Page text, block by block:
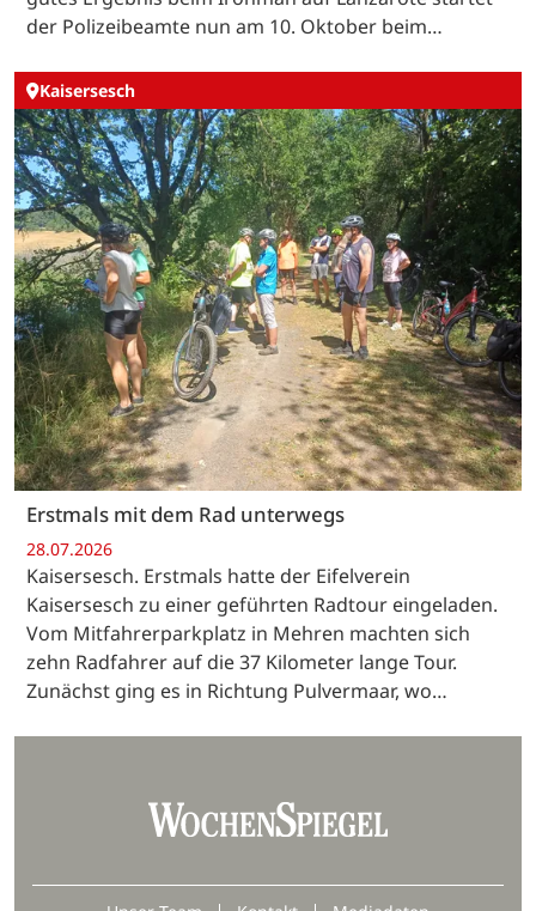
der Polizeibeamte nun am 10. Oktober beim…
Kaisersesch
Erstmals mit dem Rad unterwegs
28.07.2026
Kaisersesch. Erstmals hatte der Eifelverein
Kaisersesch zu einer geführten Radtour eingeladen.
Vom Mitfahrerparkplatz in Mehren machten sich
zehn Radfahrer auf die 37 Kilometer lange Tour.
Zunächst ging es in Richtung Pulvermaar, wo…